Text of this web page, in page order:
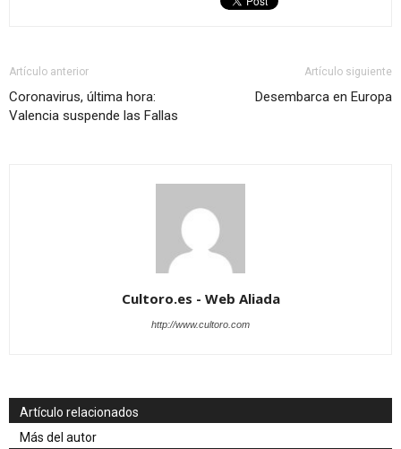
Artículo anterior
Coronavirus, última hora:
Valencia suspende las Fallas
Artículo siguiente
Desembarca en Europa
Cultoro.es - Web Aliada
http://www.cultoro.com
Artículo relacionados
Más del autor